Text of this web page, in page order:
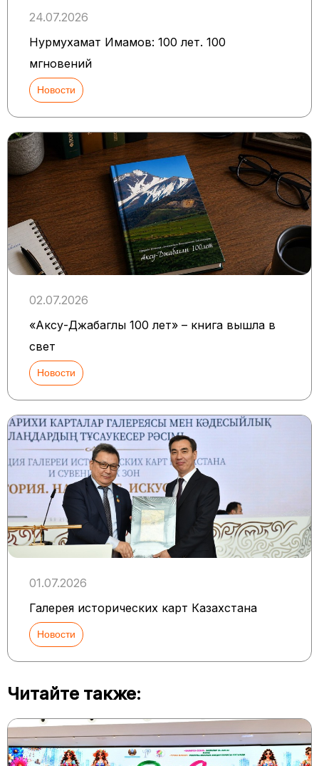
24.07.2026
Нурмухамат Имамов: 100 лет. 100
мгновений
Новости
02.07.2026
«Аксу-Джабаглы 100 лет» – книга вышла в
свет
Новости
01.07.2026
Галерея исторических карт Казахстана
Новости
Читайте также: